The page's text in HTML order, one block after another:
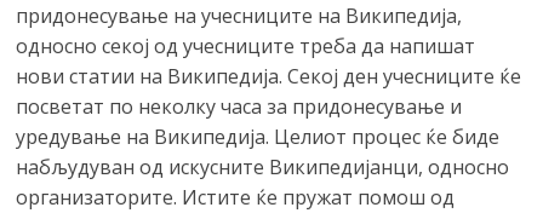
придонесување на учесниците на Википедија,
односно секој од учесниците треба да напишат
нови статии на Википедија. Секој ден учесниците ќе
посветат по неколку часа за придонесување и
уредување на Википедија. Целиот процес ќе биде
набљудуван од искусните Википедијанци, односно
организаторите. Истите ќе пружат помош од